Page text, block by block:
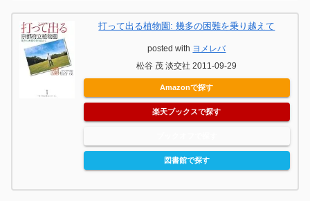
打って出る植物園: 幾多の困難を乗り越えて
posted with ヨメレバ
松谷 茂 淡交社 2011-09-29
Amazonで探す
楽天ブックスで探す
図書館で探す